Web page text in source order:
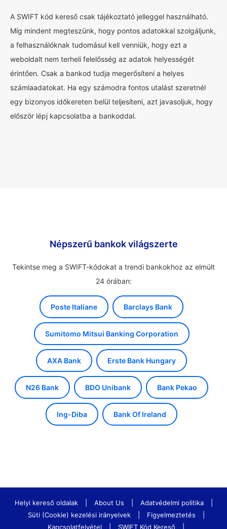
A SWIFT kód kereső csak tájékoztató jelleggel használható.
Míg mindent megteszünk, hogy pontos adatokkal szolgáljunk,
a felhasználóknak tudomásul kell venniük, hogy ezt a
weboldalt nem terheli felelősség az adatok helyességét
érintően. Csak a bankod tudja megerősíteni a helyes
számlaadatokat. Ha egy számodra fontos utalást szeretnél
egy bizonyos időkereten belül teljesíteni, azt javasoljuk, hogy
először lépj kapcsolatba a bankoddal.
Népszerű bankok világszerte
Tekintse meg a SWIFT-kódokat a trendi bankokhoz az elmúlt
24 órában:
Poste Italiane Barclays Bank
Sumitomo Mitsui Banking Corporation
AXA Bank Erste Bank Hungary
N26 Bank BDO Unibank Bank Pekao
Ing-Diba Bank Of Ireland
Helyi kereső oldalak About Us Adatvédelmi politika
Süti (Cookie) kezelési irányelvek
Figyelmeztetés
Kapcsolatfelvétel
SWIFT Kód Kereső